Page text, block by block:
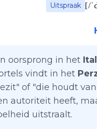
Uitspraak [/
oorsprong in het
vindt in het
of "die houdt
autoriteit heeft,
uitstraalt.